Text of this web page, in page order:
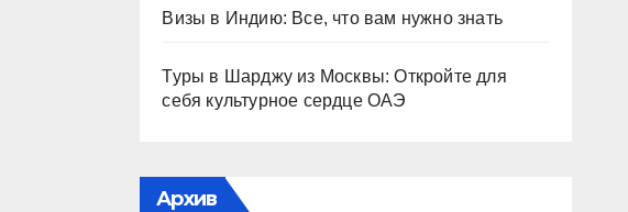
Визы в Индию: Все, что вам нужно знать
Туры в Шарджу из Москвы: Откройте для
себя культурное сердце ОАЭ
Архив